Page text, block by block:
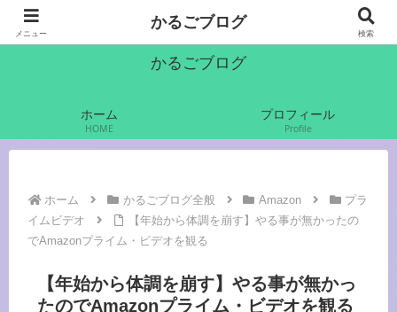
かるご（軽語）でいきます
かるごブログ
ホーム
HOME
プロフィール
Profile
ホーム かるごブログ全般 Amazon
プラ
イムビデオ
【年始から体調を崩す】やる事が無かったの
でAmazonプライム・ビデオを観る
【年始から体調を崩す】やる事が無かっ
たのでAmazonプライム・ビデオを観る
メニュー
かるごブログ
検索